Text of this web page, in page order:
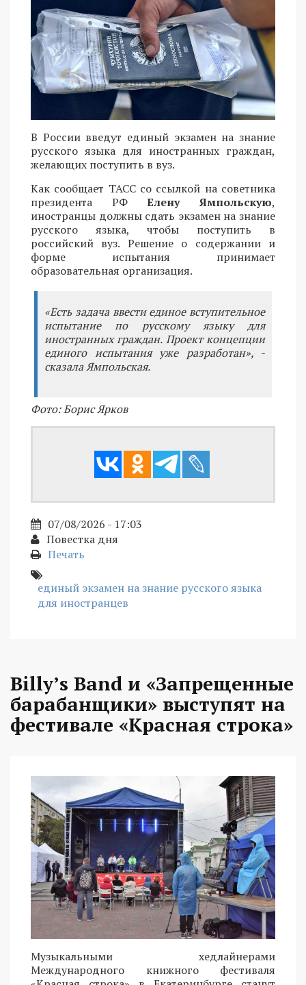
В России введут единый экзамен на знание
русского языка для иностранных граждан,
желающих поступить в вуз.
Как сообщает ТАСС со ссылкой на советника
президента РФЕлену Ямпольскую,
иностранцы должны сдать экзамен на знание
русского языка, чтобы поступить в
российский вуз. Решение о содержании и
форме испытания принимает
образовательная организация.
«Есть задача ввести единое вступительное
испытание по русскому языку для
иностранных граждан. Проект концепции
единого испытания уже разработан», -
сказала Ямпольская.
Фото: Борис Ярков
07/08/2026 - 17:03
Повестка дня
Печать
единый экзамен на знание русского языка
для иностранцев
Billy’s Band и «Запрещенные
барабанщики» выступят на
фестивале «Красная строка»
Музыкальными хедлайнерами
Международного книжного фестиваля